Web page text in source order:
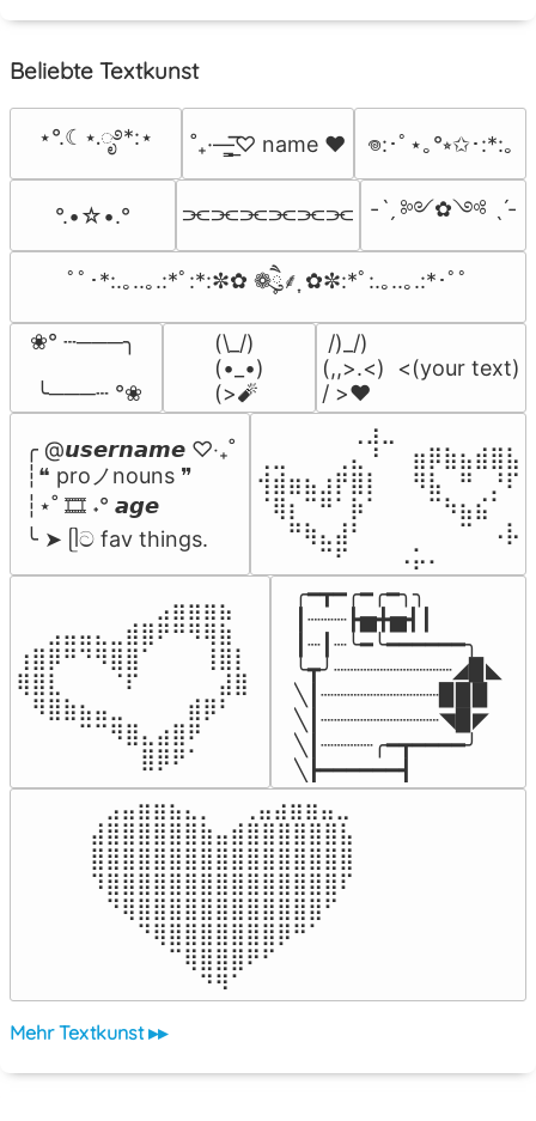
Beliebte Textkunst
⋆°.☾⋆.ೃ࿔*:⋆ ˚₊·—̳͟͞͞♡ name ♥️ 𖦹:･ﾟ⋆｡°⭒✩･:*:｡
°.•☆•.° ⫘⫘⫘⫘⫘⫘ -ˋˏ ༻✿༺ ˎˊ-
ﾟﾟ･*:.｡..｡.:*ﾟ:*:✼✿ ❁ཻུ۪۪⸙͎ ✿✼:*ﾟ:.｡..｡.:*･ﾟﾟ
❀° ┄───╮
╰───┄ °❀
(\_/)
(•_•)
(>🧨
/)_/)
(,,>.<)  <(your text)
/ >❤️
╭ @𝙪𝙨𝙚𝙧𝙣𝙖𝙢𝙚 ♡‧₊˚
┆❝ proノnouns ❞
┆⋆˚ 🎞️ ˖° 𝙖𝙜𝙚
╰ ➤ ᥫට fav things.
⠀⠀⠀⠀⠀⠀⢀⣰⣀⠀⠀⠀⠀⠀⠀⠀⠀
⢀⣀⠀⠀⠀⢀⣄⠘⠀⠀⣶⡿⣷⣦⣾⣿⣧
⢺⣾⣶⣦⣰⡟⣿⡇⠀⠀⠻⣧⠀⠛⠀⡘⠏
⠈⢿⡆⠉⠛⠁⡷⠁⠀⠀⠀⠉⠳⣦⣮⠁⠀
⠀⠀⠛⢷⣄⣼⠃⠀⠀⠀⠀⠀⠀⠉⠀⠠⡧
⠀⠀⠀⠀⠉⠋⠀⠀⠀⠠⡥⠄⠀⠀⠀⠀⠀
⠀⠀⠀⠀⠀⠀⠀⠀⠀⣠⣶⣶⣶⣦⠀⠀
⠀⠀⣠⣤⣤⣄⣀⣾⣿⠟⠛⠻⢿⣷⠀
⢰⣿⡿⠛⠙⠻⣿⣿⠁⠀⠀⠀⢸⣿⡇
⢿⣿⣇⠀⠀⠀⠈⠏⠀⠀⠀⠀⠀⣼⣿⠀
⠀⠻⣿⣷⣦⣤⣀⠀⠀⠀⠀⣾⡿⠃⠀
⠀⠀⠀⠀⠉⠉⠻⣿⣄⣴⣿⠟⠀⠀⠀
⠀⠀⠀⠀⠀⠀⠀⠀⣿⡿⠟⠁⠀⠀⠀⠀
╭━┳━╭━╭━╮╮
┃┈┈┈┣▅╋▅┫┃
┃┈┃┈╰━╰━━━━━━╮
╰┳╯┈┈┈┈┈┈┈┈┈◢▉◣
╲┃┈┈┈┈┈┈┈┈┈▉▉▉
╲┃┈┈┈┈┈┈┈┈┈◥▉◤
╲┃┈┈┈┈╭━┳━━━━╯
╲┣━━━━━━┫﻿
⠀⣠⣤⣶⣶⣦⣄⡀  ⠀⢀⣤⣴⣶⣶⣤⣀⠀
⣼⣿⣿⣿⣿⣿⣿⣷⣤⣾⣿⣿⣿⣿⣿⣿⣧
⣿⣿⣿⣿⣿⣿⣿⣿⣿⣿⣿⣿⣿⣿⣿⣿⣿
⠹⣿⣿⣿⣿⣿⣿⣿⣿⣿⣿⣿⣿⣿⣿⣿⠏
⠀⠙⢿⣿⣿⣿⣿⣿⣿⣿⣿⣿⣿⣿⣿⠋⠀
⠀⠀⠀⠙⢿⣿⣿⣿⣿⣿⣿⣿⡿⠛⠁⠀⠀
⠀⠀⠀⠀⠀⠉⢿⣿⣿⣿⠟⠋⠀⠀⠀⠀⠀
⠀⠀⠀⠀⠀⠀⠀⠙⠻⠁⠀⠀⠀⠀⠀⠀⠀⠀⠀⠀⠀⠀⠀
Mehr Textkunst ▸▸